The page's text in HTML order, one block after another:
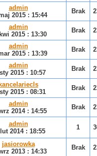
admin
2015 : 15:44
Brak
admin
2015 : 13:30
Brak
admin
2015 : 13:39
Brak
admin
2015 : 10:57
Brak
kancelariecls
2015 : 08:31
Brak
admin
2014 : 14:55
Brak
admin
2014 : 18:55
1
jasiorowka
2013 : 14:33
Brak